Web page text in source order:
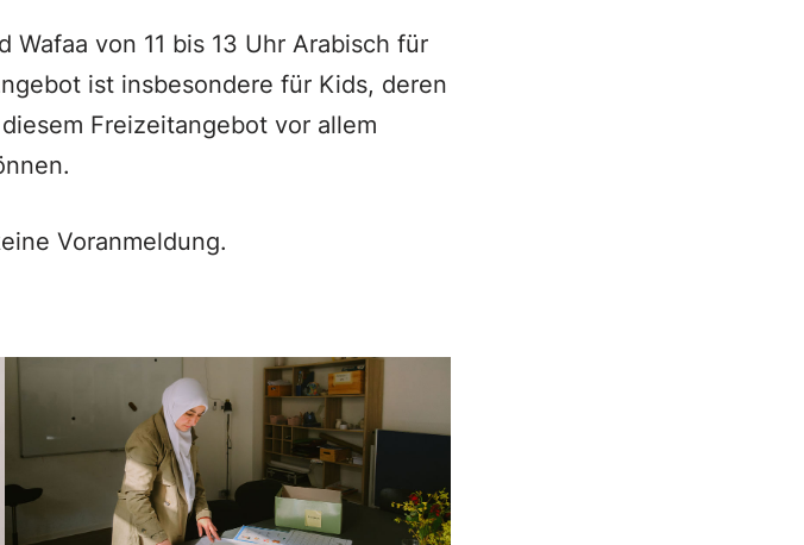
von 11 bis 13 Uhr Arabisch für
ist insbesondere für Kids, deren
Freizeitangebot vor allem
Voranmeldung.